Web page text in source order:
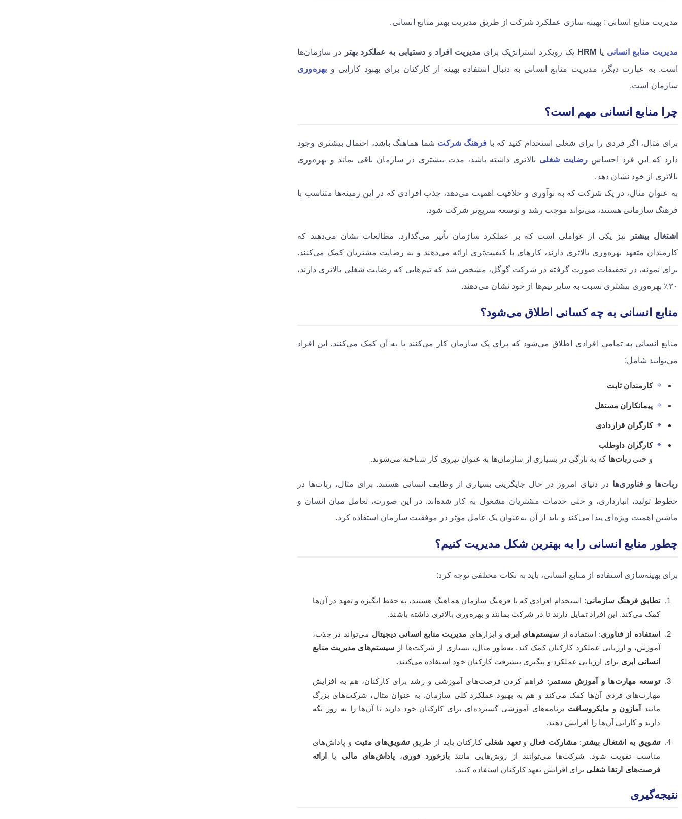
مدیریت منابع انسانی : بهینه سازی عملکرد شرکت از طریق مدیریت بهتر منابع انسانی.
مدیریت منابع انسانی یا HRM یک رویکرد استراتژیک برای مدیریت افراد و دستیابی به عملکرد بهتر
در سازمان‌ها
است. به عبارت دیگر، مدیریت منابع انسانی به دنبال استفاده بهینه از کارکنان برای بهبود کارایی و بهره‌وری
سازمان است.
چرا منابع انسانی مهم است؟
برای مثال، اگر فردی را برای شغلی استخدام کنید که با فرهنگ شرکت شما هماهنگ باشد، احتمال بیشتری وجود
دارد که این فرد احساسرضایت شغلی بالاتری داشته باشد، مدت بیشتری در سازمان باقی بماند و بهره‌وری
بالاتری از خود نشان دهد.
به عنوان مثال، در یک شرکت که به نوآوری و خلاقیت اهمیت می‌دهد، جذب افرادی که در این زمینه‌ها متناسب با
فرهنگ سازمانی هستند، می‌تواند موجب رشد و توسعه سریع‌تر شرکت شود.
اشتغال بیشتر
نیز یکی از عواملی است که بر عملکرد سازمان تأثیر می‌گذارد. مطالعات نشان می‌دهند که
کارمندان متعهد بهره‌وری بالاتری دارند، کارهای با کیفیت‌تری ارائه می‌دهند و به رضایت مشتریان کمک می‌کنند.
برای نمونه، در تحقیقات صورت گرفته در شرکت گوگل، مشخص شد که تیم‌هایی که رضایت شغلی بالاتری دارند،
۳۰٪ بهره‌وری بیشتری نسبت به سایر تیم‌ها از خود نشان می‌دهند.
منابع انسانی به چه کسانی اطلاق می‌شود؟
منابع انسانی به تمامی افرادی اطلاق می‌شود که برای یک سازمان کار می‌کنند یا به آن کمک می‌کنند. این افراد
می‌توانند شامل:
کارمندان ثابت
پیمانکاران مستقل
کارگران قراردادی
کارگران داوطلب
و حتیربات‌ها که به تازگی در بسیاری از سازمان‌ها به عنوان نیروی کار شناخته می‌شوند.
ربات‌ها و فناوری‌ها در دنیای امروز در حال جایگزینی بسیاری از وظایف انسانی هستند. برای مثال، ربات‌ها در
خطوط تولید، انبارداری، و حتی خدمات مشتریان مشغول به کار شده‌اند. در این صورت، تعامل میان انسان و
ماشین اهمیت ویژه‌ای پیدا می‌کند و باید از آن به‌عنوان یک عامل مؤثر در موفقیت سازمان استفاده کرد.
چطور منابع انسانی را به بهترین شکل مدیریت کنیم؟
برای بهینه‌سازی استفاده از منابع انسانی، باید به نکات مختلفی توجه کرد:
تطابق فرهنگ سازمانی: استخدام افرادی که با فرهنگ سازمان هماهنگ هستند، به حفظ انگیزه و تعهد در آن‌ها
کمک می‌کند. این افراد تمایل دارند تا در شرکت بمانند و بهره‌وری بالاتری داشته باشند.
استفاده از فناوری: استفاده از سیستم‌های ابری و ابزارهای مدیریت منابع انسانی دیجیتال می‌تواند در جذب،
آموزش، و ارزیابی عملکرد کارکنان کمک کند. به‌طور مثال، بسیاری از شرکت‌ها از سیستم‌های مدیریت منابع
انسانی ابری برای ارزیابی عملکرد و پیگیری پیشرفت کارکنان خود استفاده می‌کنند.
توسعه مهارت‌ها و آموزش مستمر : فراهم کردن فرصت‌های آموزشی و رشد برای کارکنان، هم به افزایش
مهارت‌های فردی آن‌ها کمک می‌کند و هم به بهبود عملکرد کلی سازمان. به عنوان مثال، شرکت‌های بزرگ
مانند
آمازون و مایکروسافت برنامه‌های آموزشی گسترده‌ای برای کارکنان خود دارند تا آن‌ها را به روز نگه
دارند و کارایی آن‌ها را افزایش دهند.
تشویق به اشتغال بیشتر :مشارکت فعال وتعهد شغلی کارکنان باید از طریقتشویق‌های مثبت و پاداش‌های
مناسب تقویت شود. شرکت‌ها می‌توانند از روش‌هایی مانند بازخورد فوری، پاداش‌های مالی یا
ارائه
فرصت‌های ارتقا شغلی برای افزایش تعهد کارکنان استفاده کنند.
نتیجه‌گیری